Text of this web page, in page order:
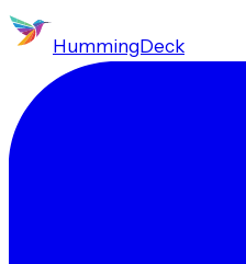
HummingDeck